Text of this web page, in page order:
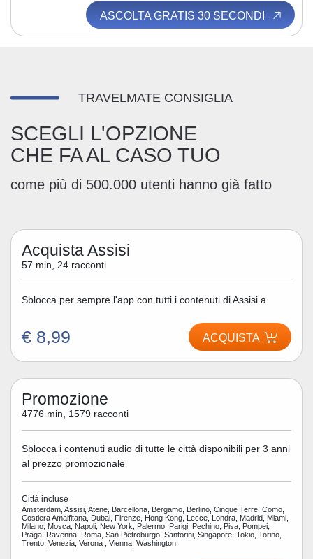
ASCOLTA GRATIS 30 SECONDI
TRAVELMATE CONSIGLIA
SCEGLI L'OPZIONE
CHE FA AL CASO TUO
come più di 500.000 utenti hanno già fatto
Acquista Assisi
57 min, 24 racconti
Sblocca per sempre l'app con tutti i contenuti di Assisi a
€ 8,99 ACQUISTA
Promozione
4776 min, 1579 racconti
Sblocca i contenuti audio di tutte le città disponibili per 3 anni
al prezzo promozionale
Città incluse
Amsterdam, Assisi, Atene, Barcellona, Bergamo, Berlino, Cinque Terre, Como,
Costiera Amalfitana, Dubai, Firenze, Hong Kong, Lecce, Londra, Madrid, Miami,
Milano, Mosca, Napoli, New York, Palermo, Parigi, Pechino, Pisa, Pompei,
Praga, Ravenna, Roma, San Pietroburgo, Santorini, Singapore, Tokio, Torino,
Trento, Venezia, Verona , Vienna, Washington